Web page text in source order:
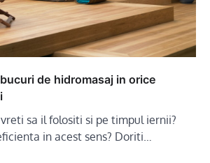
de hidromasaj in orice
sa il folositi si pe timpul iernii?
in acest sens? Doriti…